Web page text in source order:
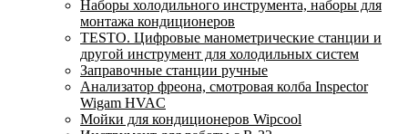
Наборы холодильного инструмента, наборы для
монтажа кондиционеров
TESTO. Цифровые манометрические станции и
другой инструмент для холодильных систем
Заправочные станции ручные
Анализатор фреона, смотровая колба Inspector
Wigam HVAC
Мойки для кондиционеров Wipcool